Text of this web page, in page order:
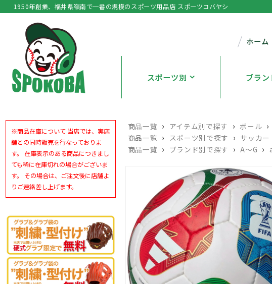
1950年創業、福井県嶺南で一番の規模のスポーツ用品店 スポーツコバヤシ
ホーム
スポーツ別 ブラン
商品一覧 › アイテム別で探す › ボール ›
商品一覧 › スポーツ別で探す › サッカー
商品一覧 › ブランド別で探す › A～G ›
※商品在庫について 当店では、実店
舗との同時販売を行なっておりま
す。 在庫表示のある商品につきまし
ても稀に在庫切れの場合がございま
す。 その場合は、ご注文後に店舗よ
りご連絡差し上げます。